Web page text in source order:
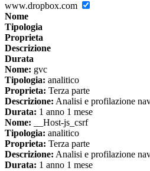
www.dropbox.com
Nome
Tipologia
Proprieta
Descrizione
Durata
Nome: gvc
Tipologia: analitico
Proprieta: Terza parte
Descrizione: Analisi e profilazione
Durata: 1 anno 1 mese
Nome: __Host-js_csrf
Tipologia: analitico
Proprieta: Terza parte
Descrizione: Analisi e profilazione
Durata: 1 anno 1 mese